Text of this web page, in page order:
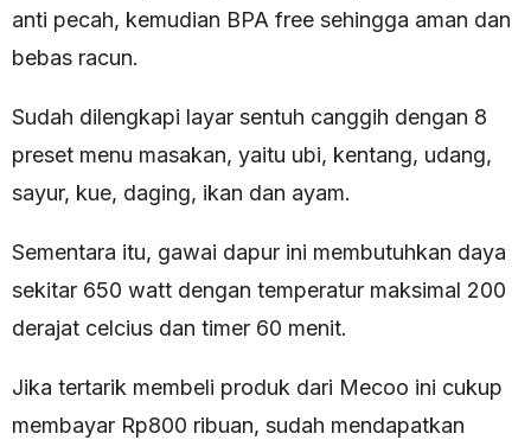
anti pecah, kemudian BPA free sehingga aman dan
bebas racun.
Sudah dilengkapi layar sentuh canggih dengan 8
preset menu masakan, yaitu ubi, kentang, udang,
sayur, kue, daging, ikan dan ayam.
Sementara itu, gawai dapur ini membutuhkan daya
sekitar 650 watt dengan temperatur maksimal 200
derajat celcius dan timer 60 menit.
Jika tertarik membeli produk dari Mecoo ini cukup
membayar Rp800 ribuan, sudah mendapatkan